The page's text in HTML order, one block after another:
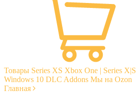
Товары Series XS Xbox One | Series X|S
Windows 10 DLC Addons Мы на Ozon
Главная